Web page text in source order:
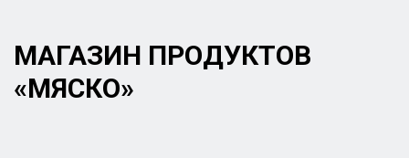
МАГАЗИН ПРОДУКТОВ
«МЯСКО»